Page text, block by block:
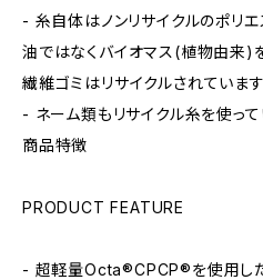
- 糸自体はノンリサイクルのポリ
油ではなくバイオマス(植物由来)
繊維ゴミはリサイクルされています
- ネーム類もリサイクル糸を使って
商品特徴
PRODUCT FEATURE
- 超軽量Octa®CPCP®を使用し